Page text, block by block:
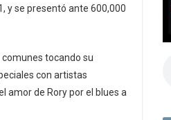
y se presentó ante 600,000
tocando su
con artistas
amor de Rory por el blues a